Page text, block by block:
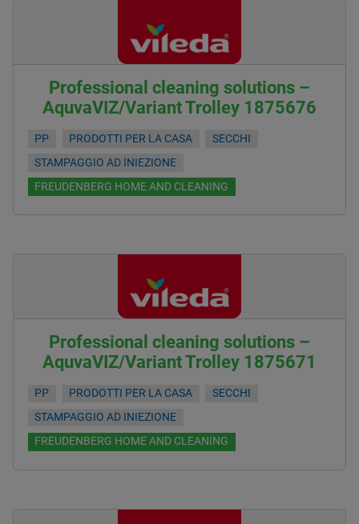
Professional cleaning solutions –
AquvaVIZ/Variant Trolley 1875676
PP PRODOTTI PER LA CASA
SECCHI
STAMPAGGIO AD INIEZIONE
FREUDENBERG HOME AND CLEANING
Professional cleaning solutions –
AquvaVIZ/Variant Trolley 1875671
PP PRODOTTI PER LA CASA
SECCHI
STAMPAGGIO AD INIEZIONE
FREUDENBERG HOME AND CLEANING